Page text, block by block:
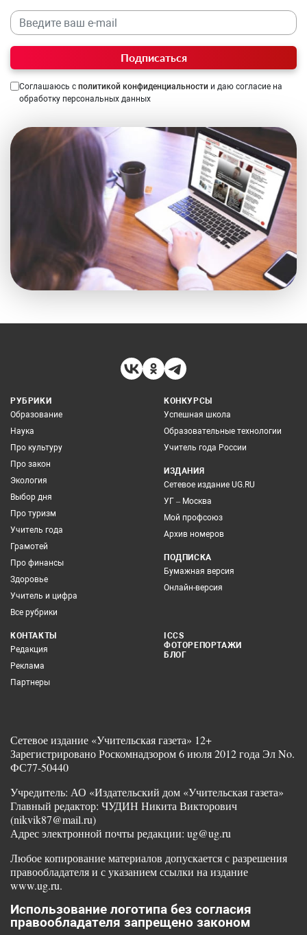
Подписаться
Соглашаюсь с политикой конфиденциальности и даю согласие на
обработку персональных данных
РУБРИКИ
Образование
Наука
Про культуру
Про закон
Экология
Выбор дня
Про туризм
Учитель года
Грамотей
Про финансы
Здоровье
Учитель и цифра
Все рубрики
КОНКУРСЫ
Успешная школа
Образовательные технологии
Учитель года России
ИЗДАНИЯ
Сетевое издание UG.RU
УГ – Москва
Мой профсоюз
Архив номеров
ПОДПИСКА
Бумажная версия
Онлайн-версия
КОНТАКТЫ
Редакция
Реклама
Партнеры
ICCS
ФОТОРЕПОРТАЖИ
БЛОГ
Сетевое издание «Учительская газета» 12+
Зарегистрировано Роскомнадзором 6 июля 2012 года Эл No.
ФС77-50440
Учредитель: АО «Издательский дом «Учительская газета»
Главный редактор: ЧУДИН Никита Викторович
(nikvik87@mail.ru)
Адрес электронной почты редакции: ug@ug.ru
Любое копирование материалов допускается с разрешения
правообладателя и с указанием ссылки на издание
www.ug.ru.
Использование логотипа без согласия
правообладателя запрещено законом